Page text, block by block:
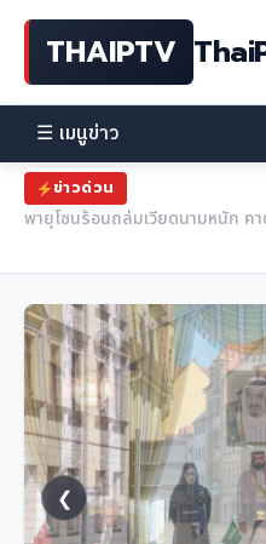
THAIPTV
☰ เมนูข่าว
ข่าวด่วน
สนธิสัญญาป้องกันซาอุฯ-ตุรกี-ปากี
❮